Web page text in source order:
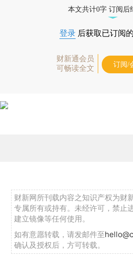
本文共计0字 订阅后
登录 后获取已订阅
财新通会员
可畅读全文
订阅/
财新网所刊载内容之知识产权为财
专属所有或持有。未经许可，禁止
建立镜像等任何使用。
如有意愿转载，请发邮件至
确认及授权后，方可转载。